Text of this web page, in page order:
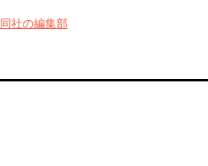
同社の編集部